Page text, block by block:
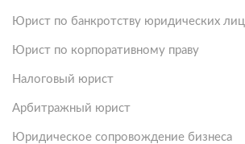
Юрист по банкротству юридических лиц
Юрист по корпоративному праву
Налоговый юрист
Арбитражный юрист
Юридическое сопровождение бизнеса